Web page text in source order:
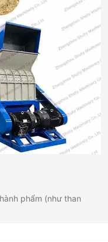
phẩm (như than